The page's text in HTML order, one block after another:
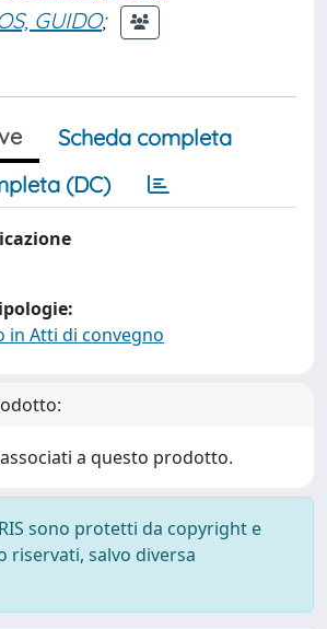
GUIDO;
Scheda completa
(DC)
in Atti di convegno
a questo prodotto.
sono protetti da copyright e
salvo diversa